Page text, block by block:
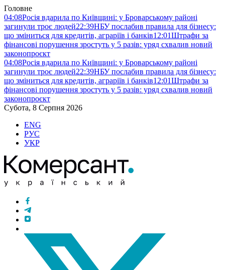
Головне
04:08Росія вдарила по Київщині: у Броварському районі
загинули троє людей22:39НБУ послабив правила для бізнесу:
що зміниться для кредитів, аграріїв і банків12:01Штрафи за
фінансові порушення зростуть у 5 разів: уряд схвалив новий
законопроєкт
04:08Росія вдарила по Київщині: у Броварському районі
загинули троє людей22:39НБУ послабив правила для бізнесу:
що зміниться для кредитів, аграріїв і банків12:01Штрафи за
фінансові порушення зростуть у 5 разів: уряд схвалив новий
законопроєкт
Субота, 8 Серпня 2026
ENG
РУС
УКР